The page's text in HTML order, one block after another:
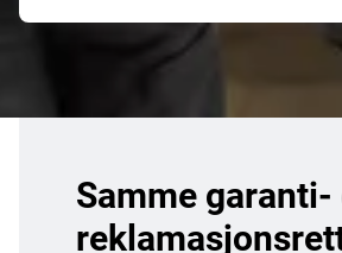
Samme garanti-